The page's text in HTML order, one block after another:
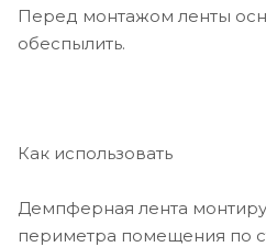
Перед монтажом ленты
обеспылить.
Как использовать
Демпферная лента
периметра помещения по